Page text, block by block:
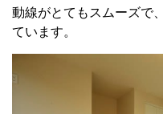
動線がとてもスムーズで
ています。